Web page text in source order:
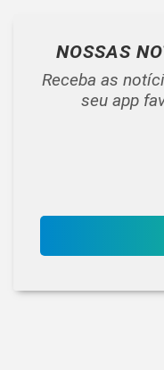
NOSSAS
Receba as
seu app